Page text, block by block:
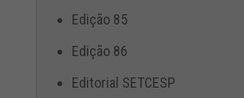
Edição 85
Edição 86
Editorial SETCESP